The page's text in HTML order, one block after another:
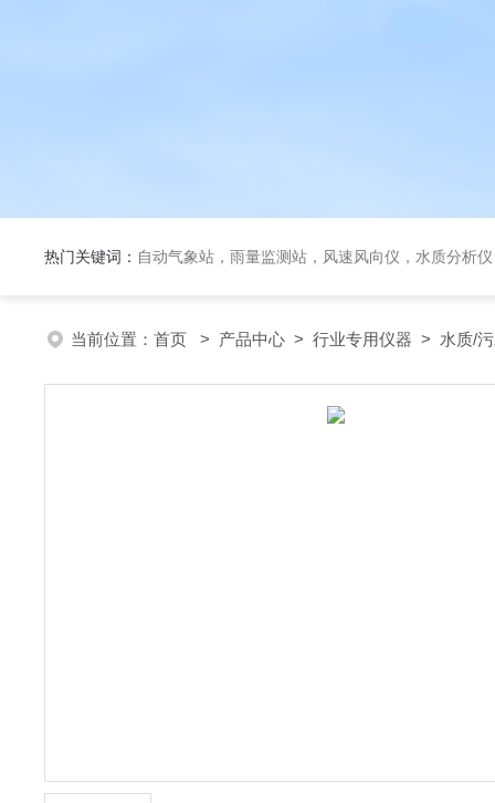
热门关键词： 自动气象站，雨量监测站，风速风向仪，水质分析
当前位置： 首页 > 产品中心 > 行业专用仪器 > 水质/